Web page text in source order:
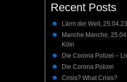
Recent Posts
Lärm der Welt,
Manche Manche,
Köln
Die Corona Polizei –
Die Corona Polizei
Crisis? What Crisis?